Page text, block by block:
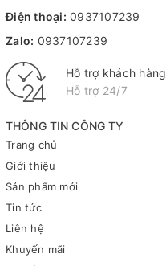
THÔNG TIN CÔNG TY
Trang chủ
Giới thiệu
Sản phẩm mới
Tin tức
Liên hệ
Khuyến mãi
Điện thoại: 0937107239
Zalo: 0937107239
Hỗ trợ khách hàng
Hỗ trợ 24/7